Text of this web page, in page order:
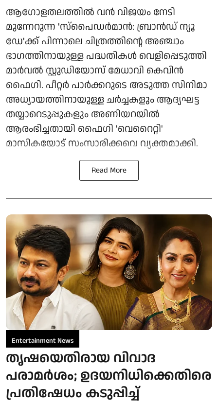
ആഗോളതലത്തിൽ വൻ വിജയം നേടി
മുന്നേറുന്ന 'സ്‌പൈഡർമാൻ: ബ്രാൻഡ് ന്യൂ
ഡേ'ക്ക് പിന്നാലെ ചിത്രത്തിന്റെ അഞ്ചാം
ഭാഗത്തിനായുള്ള പദ്ധതികൾ വെളിപ്പെടുത്തി
മാർവൽ സ്റ്റുഡിയോസ് മേധാവി കെവിൻ
ഫൈഗി. പീറ്റർ പാർക്കറുടെ അടുത്ത സിനിമാ
അധ്യായത്തിനായുള്ള ചർച്ചകളും ആദ്യഘട്ട
തയ്യാറെടുപ്പുകളും അണിയറയിൽ
ആരംഭിച്ചതായി ഫൈഗി 'വെറൈറ്റി'
മാസികയോട് സംസാരിക്കവെ വ്യക്തമാക്കി.
Read More
Entertainment News
തൃഷയെതിരായ വിവാദ
പരാമർശം; ഉദയനിധിക്കെതിരെ
പ്രതിഷേധം കടുപ്പിച്ച്